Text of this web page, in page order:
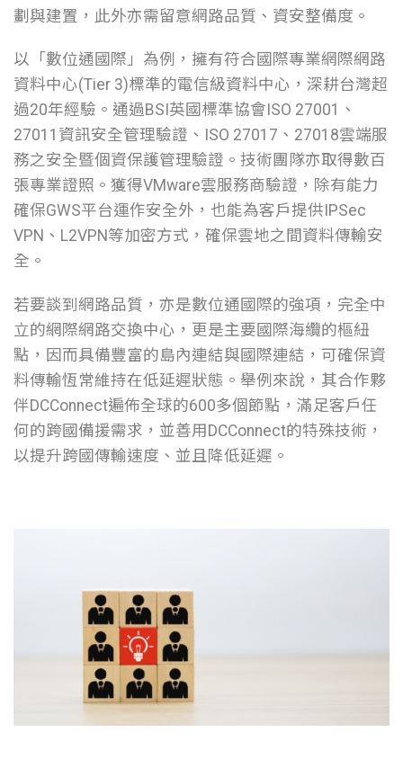
劃與建置，此外亦需留意網路品質、資安整備度。
以「數位通國際」為例，擁有符合國際專業網際網路
資料中心(Tier 3)標準的電信級資料中心，深耕台灣超
過20年經驗。通過BSI英國標準協會ISO 27001、
27011資訊安全管理驗證、ISO 27017、27018雲端服
務之安全暨個資保護管理驗證。技術團隊亦取得數百
張專業證照。獲得VMware雲服務商驗證，除有能力
確保GWS平台運作安全外，也能為客戶提供IPSec
VPN、L2VPN等加密方式，確保雲地之間資料傳輸安
全。
若要談到網路品質，亦是數位通國際的強項，完全中
立的網際網路交換中心，更是主要國際海纜的樞紐
點，因而具備豐富的島內連結與國際連結，可確保資
料傳輸恆常維持在低延遲狀態。舉例來說，其合作夥
伴DCConnect遍佈全球的600多個節點，滿足客戶任
何的跨國備援需求，並善用DCConnect的特殊技術，
以提升跨國傳輸速度、並且降低延遲。